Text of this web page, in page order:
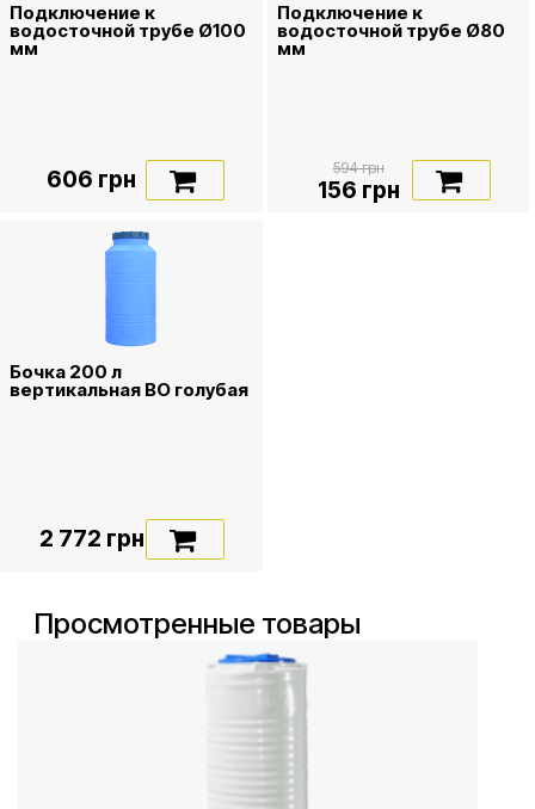
Подключение к
водосточной трубе Ø100
мм
606 грн
Подключение к
водосточной трубе Ø80
мм
156 грн
594 грн
Бочка 200 л
вертикальная ВО голубая
2 772 грн
Просмотренные товары